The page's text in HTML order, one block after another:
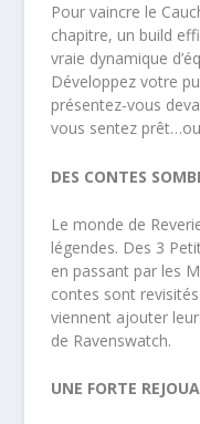
Pour vaincre le
chapitre, un build
vraie dynamique
Développez votre
présentez-vous
vous sentez
DES CONTES
Le monde de
légendes. Des 3
en passant par les
contes sont
viennent ajouter
de Ravenswatch.
UNE FORTE